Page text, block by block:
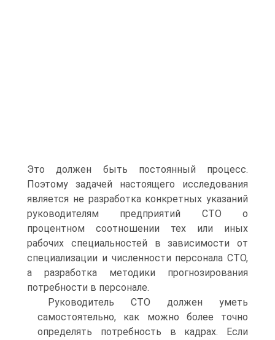
Это должен быть постоянный процесс.
Поэтому задачей настоящего исследования
является не разработка конкретных указаний
руководителям предприятий СТО о
процентном соотношении тех или иных
рабочих специальностей в зависимости от
специализации и численности персонала СТО,
а разработка методики прогнозирования
потребности в персонале.
Руководитель СТО должен уметь
самостоятельно, как можно более точно
определять потребность в кадрах. Если